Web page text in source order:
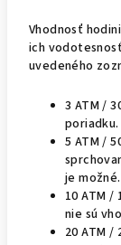
Vhodnosť
ich
uvedeného
3 ATM /
poriadku.
5 ATM /
je možné.
10 ATM /
nie sú
20 ATM /